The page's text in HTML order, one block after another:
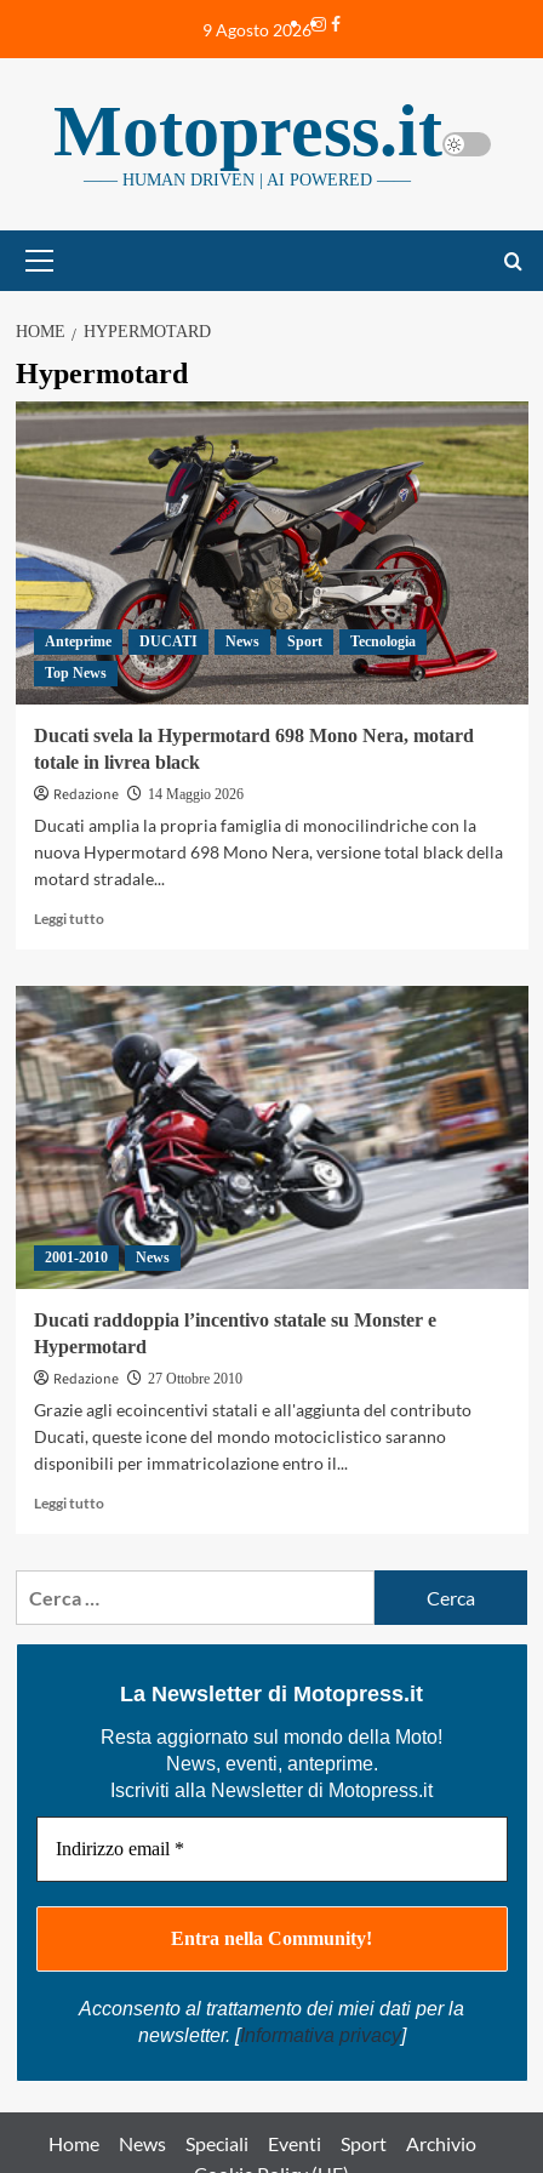
9 Agosto 2026Instagram
Facebook
Motopress.it
—— HUMAN DRIVEN | AI POWERED ——
principale
HOME HYPERMOTARD
Hypermotard
Anteprime DUCATI News Sport
Tecnologia
Top News
Ducati svela la Hypermotard 698 Mono Nera, motard
totale in livrea black
Redazione
14 Maggio 2026
Ducati amplia la propria famiglia di monocilindriche con la
nuova Hypermotard 698 Mono Nera, versione total black della
motard stradale...
Leggi tuttoLeggi
su
Ducati
svela
la
Hypermotard
698
Mono
Nera,
motard
totale
in
livrea
black
2001-2010 News
Ducati raddoppia l’incentivo statale su Monster e
Hypermotard
Redazione
27 Ottobre 2010
Grazie agli ecoincentivi statali e all'aggiunta del contributo
Ducati, queste icone del mondo motociclistico saranno
disponibili per immatricolazione entro il...
Leggi tuttoLeggi
su
Monster
e
Hypermotard
La Newsletter di Motopress.it
Resta aggiornato sul mondo della Moto!
News, eventi, anteprime.
Iscriviti alla Newsletter di Motopress.it
Acconsento al trattamento dei miei dati per la
newsletter. [Informativa privacy]
Home News Speciali Eventi Sport
Archivio